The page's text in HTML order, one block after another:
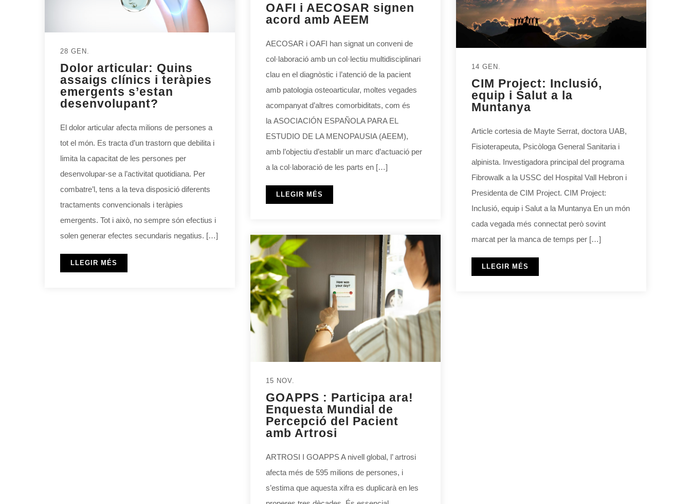
OAFI i AECOSAR signen
acord amb AEEM
AECOSAR i OAFI han signat un conveni de
col·laboració amb un col·lectiu multidisciplinari
clau en el diagnòstic i l’atenció de la pacient
amb patologia osteoarticular, moltes vegades
acompanyat d’altres comorbiditats, com és
la ASOCIACIÓN ESPAÑOLA PARA EL
ESTUDIO DE LA MENOPAUSIA (AEEM),
amb l’objectiu d’establir un marc d’actuació per
a la col·laboració de les parts en […]
LLEGIR MÉS
28 GEN.
Dolor articular: Quins
assaigs clínics i teràpies
emergents s’estan
desenvolupant?
El dolor articular afecta milions de persones a
tot el món. Es tracta d’un trastorn que debilita i
limita la capacitat de les persones per
desenvolupar-se a l’activitat quotidiana. Per
combatre’l, tens a la teva disposició diferents
tractaments convencionals i teràpies
emergents. Tot i això, no sempre són efectius i
solen generar efectes secundaris negatius. […]
LLEGIR MÉS
14 GEN.
CIM Project: Inclusió,
equip i Salut a la
Muntanya
Article cortesia de Mayte Serrat, doctora UAB,
Fisioterapeuta, Psicòloga General Sanitaria i
alpinista. Investigadora principal del programa
Fibrowalk a la USSC del Hospital Vall Hebron i
Presidenta de CIM Project. CIM Project:
Inclusió, equip i Salut a la Muntanya En un món
cada vegada més connectat però sovint
marcat per la manca de temps per […]
LLEGIR MÉS
15 NOV.
GOAPPS : Participa ara!
Enquesta Mundial de
Percepció del Pacient
amb Artrosi
ARTROSI I GOAPPS A nivell global, l’ artrosi
afecta més de 595 milions de persones, i
s’estima que aquesta xifra es duplicarà en les